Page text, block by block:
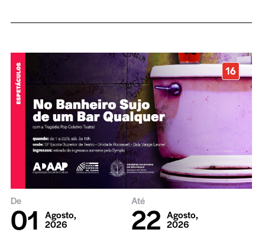
De
01 Agosto,
2026
Até
22 Agosto,
2026